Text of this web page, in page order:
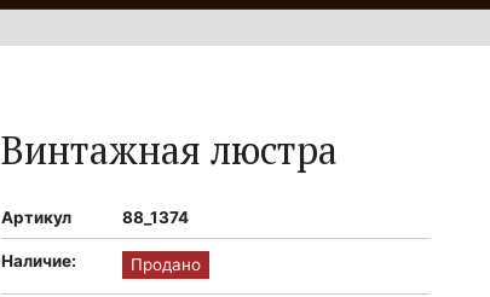
Винтажная люстра
Артикул 88_1374
Наличие: Продано